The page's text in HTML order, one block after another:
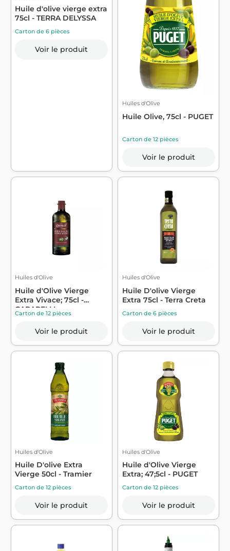
Huile d'olive vierge extra
75cl - TERRA DELYSSA
Carton de 6 pièces
Voir le produit
Huiles d'Olive
Huile Olive, 75cl - PUGET
Carton de 12 pièces
Voir le produit
Huiles d'Olive
Huile d'Olive Vierge
Extra Vivace; 75cl -
CARAPELLI
Carton de 12 pièces
Voir le produit
Huiles d'Olive
Huile D'olive Vierge
Extra 75cl - Terra Creta
Carton de 6 pièces
Voir le produit
Huiles d'Olive
Huile D'olive Extra
Vierge 50cl - Tramier
Carton de 12 pièces
Voir le produit
Huiles d'Olive
Huile d'Olive Vierge
Extra; 47;5cl - PUGET
Carton de 12 pièces
Voir le produit